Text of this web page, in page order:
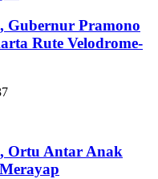
Gubernur Pramono
Rute Velodrome-
Ortu Antar Anak